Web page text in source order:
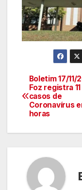
de
Boletim 17/11/
Foz registra
casos de
Coronavírus
horas